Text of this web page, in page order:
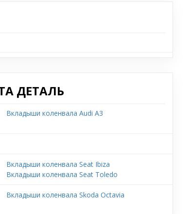
ДЕТАЛЬ
Вкладыши коленвала Audi A3
Вкладыши коленвала Seat Ibiza
Вкладыши коленвала Seat Toledo
Вкладыши коленвала Skoda Octavia